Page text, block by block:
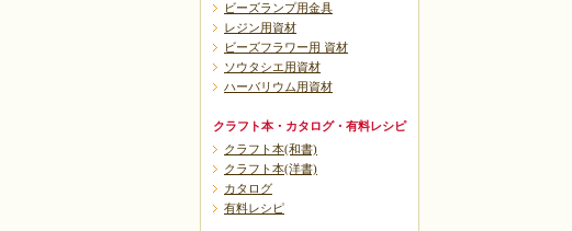
ビーズランプ用金具
レジン用資材
ビーズフラワー用 資材
ソウタシエ用資材
ハーバリウム用資材
クラフト本・カタログ・有料レシピ
クラフト本(和書)
クラフト本(洋書)
カタログ
有料レシピ